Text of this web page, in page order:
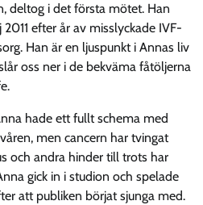
deltog i det första mötet. Han
efter år av misslyckade IVF-
Han är en ljuspunkt i Annas liv
oss ner i de bekväma fåtöljerna
hade ett fullt schema med
men cancern har tvingat
och andra hinder till trots har
gick in i studion och spelade
att publiken börjat sjunga med.